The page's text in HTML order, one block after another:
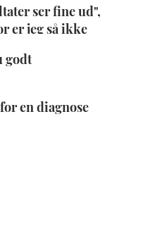
ser fine ud",
er jeg så ikke
godt
en diagnose